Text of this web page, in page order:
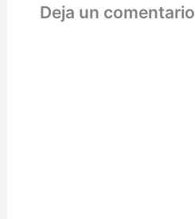
Deja un comentario